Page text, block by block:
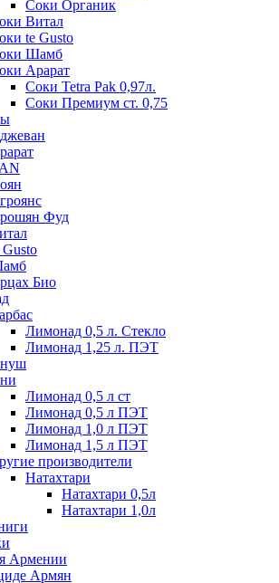
Соки Органик
Витал
te Gusto
Шамб
Арарат
Соки Tetra Pak 0,97л.
Соки Премиум ст. 0,75
Фуд
Gusto
Био
Лимонад 0,5 л. Стекло
Лимонад 1,25 л. ПЭТ
Лимонад 0,5 л ст
Лимонад 0,5 л ПЭТ
Лимонад 1,0 л ПЭТ
Лимонад 1,5 л ПЭТ
производители
Натахтари
Натахтари 0,5л
Натахтари 1,0л
Армении
Армян